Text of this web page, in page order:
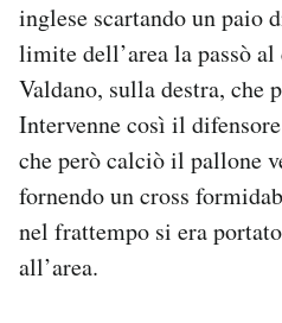
inglese scartando un paio
limite dell’area la passò al
Valdano, sulla destra, che
Intervenne così il
che però calciò il pallone
fornendo un cross
nel frattempo si era
all’area.